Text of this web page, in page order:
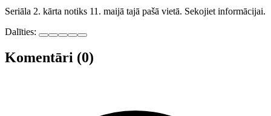
Seriāla 2. kārta notiks 11. maijā tajā pašā vietā. Sekojiet informācijai.
Dalīties:
Komentāri (0)